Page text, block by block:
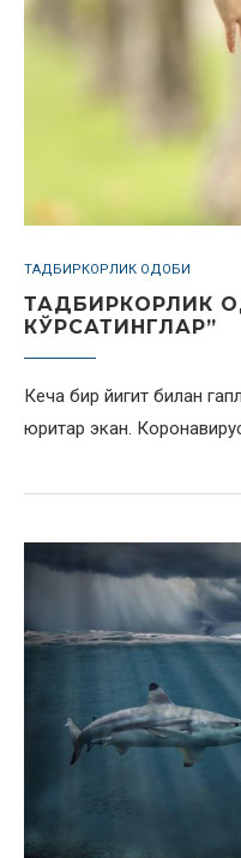
ТАДБИРКОРЛИК ОДОБИ
ТАДБИРКОРЛИК
КЎРСАТИНГЛАР”
Кеча бир йигит билан
юритар экан.